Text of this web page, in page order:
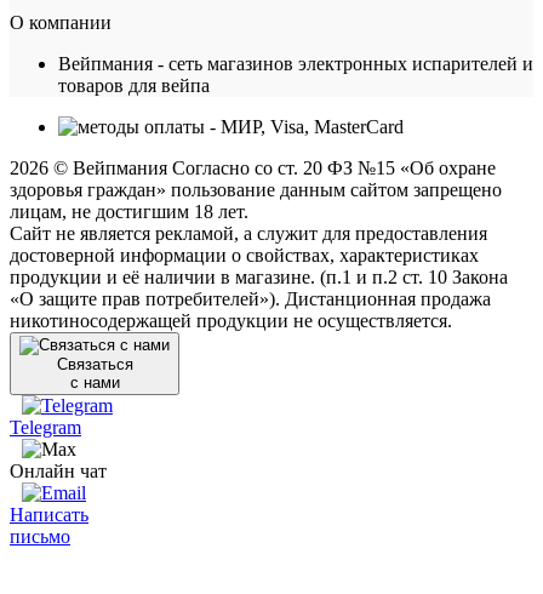
О компании
Вейпмания - сеть магазинов электронных испарителей и
товаров для вейпа
2026 © Вейпмания Согласно со ст. 20 ФЗ №15 «Об охране
здоровья граждан» пользование данным сайтом запрещено
лицам, не достигшим 18 лет.
Сайт не является рекламой, а служит для предоставления
достоверной информации о свойствах, характеристиках
продукции и её наличии в магазине. (п.1 и п.2 ст. 10 Закона
«О защите прав потребителей»). Дистанционная продажа
никотиносодержащей продукции не осуществляется.
Связаться
с нами
Telegram
Онлайн чат
Написать
письмо